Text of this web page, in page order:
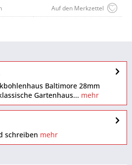
Auf den Merkzettel
Baltimore 28mm
Gartenhaus... mehr
schreiben mehr